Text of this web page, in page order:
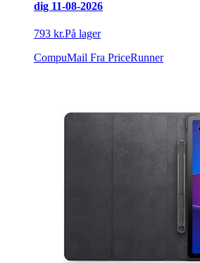
dig 11-08-2026
793 kr.På lager
CompuMail Fra PriceRunner